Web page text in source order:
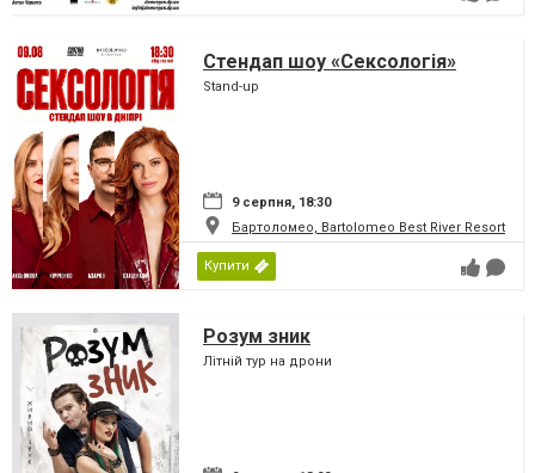
Стендап шоу «Сексологія»
Stand-up
9 серпня, 18:30
Бартоломео, Bartolomeo Best River Resort
Купити
Розум зник
Літній тур на дрони